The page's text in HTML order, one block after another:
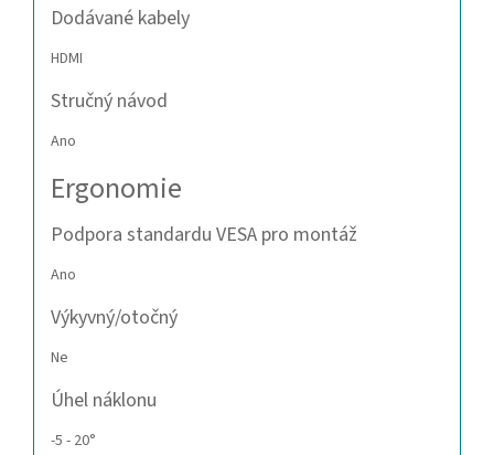
Dodávané kabely
HDMI
Stručný návod
Ano
Ergonomie
Podpora standardu VESA pro montáž
Ano
Výkyvný/otočný
Ne
Úhel náklonu
-5 - 20°